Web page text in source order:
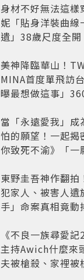
身材不好無法這樣
妮「貼身洋裝曲線
遺」38歲尺度全開
美神降臨華山！
MINA首度單飛訪
曝最想做這事」
開
當「永遠愛我」成
怕的願望！一起揭
你致死不渝》「一
路
東野圭吾神作翻拍
犯家人、被害人遺
手」命案真相竟
框架展開
《不良一族尋愛記
主持Awich什麼來
夫被槍殺、家裡被